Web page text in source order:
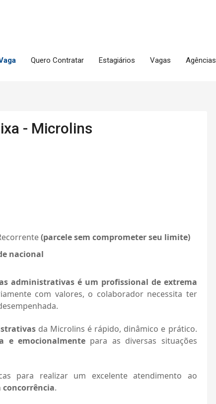
Quero Contratar Estagiários Vagas Agências
- Microlins
(parcele sem comprometer seu limite)
nacional
administrativas é um profissional de extrema
com valores, o colaborador necessita ter
da Microlins é rápido, dinâmico e prático.
e emocionalmente para as diversas situações
para realizar um excelente atendimento ao
concorrência.